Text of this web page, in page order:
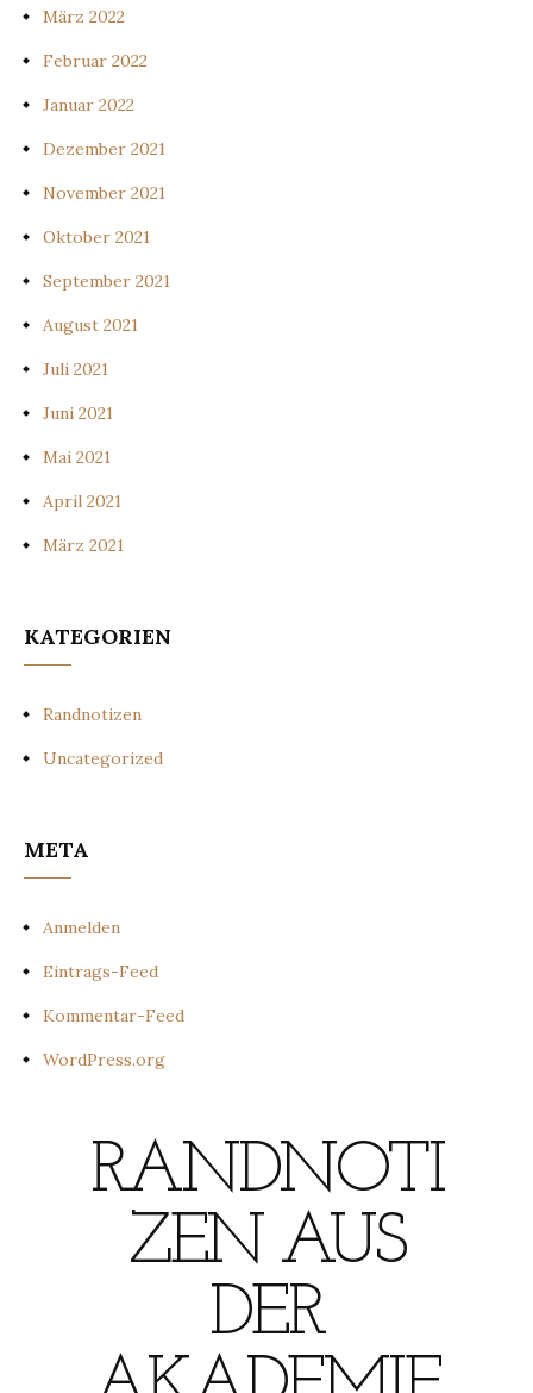
März 2022
Februar 2022
Januar 2022
Dezember 2021
November 2021
Oktober 2021
September 2021
August 2021
Juli 2021
Juni 2021
Mai 2021
April 2021
März 2021
KATEGORIEN
Randnotizen
Uncategorized
META
Anmelden
Eintrags-Feed
Kommentar-Feed
WordPress.org
RANDNOTI
ZEN AUS
DER